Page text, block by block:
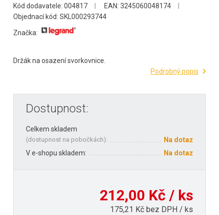
Kód dodavatele: 004817
EAN: 3245060048174
Objednací kód: SKL000293744
Značka:
Držák na osazení svorkovnice.
Podrobný popis
Dostupnost:
Celkem skladem
(dostupnost na pobočkách):
Na dotaz
V e-shopu skladem:
Na dotaz
212,00 Kč / ks
175,21 Kč bez DPH / ks